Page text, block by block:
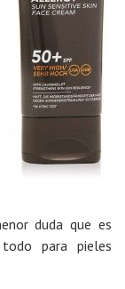
duda que es
para pieles